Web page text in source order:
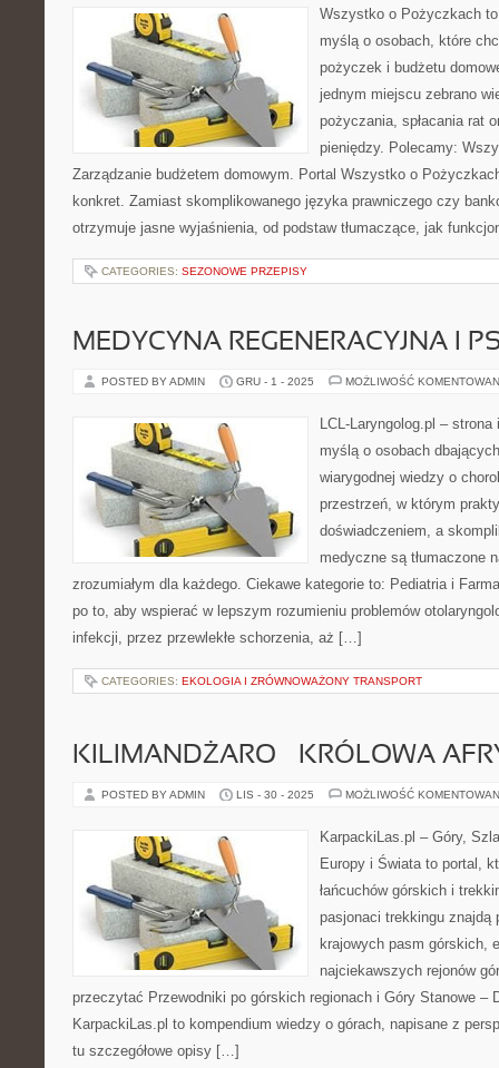
Wszystko o Pożyczkach
myślą o osobach, które
pożyczek i budżetu
jednym miejscu zebrano
pożyczania, spłacania rat
pieniędzy. Polecamy:
Zarządzanie budżetem domowym. Portal Wszystko o
konkret. Zamiast skomplikowanego języka prawniczego czy
otrzymuje jasne wyjaśnienia, od podstaw tłumaczące, jak
CATEGORIES: SEZONOWE PRZEPISY
MEDYCYNA REGENERACYJNA I
POSTED BY ADMIN GRU - 1 - 2025 MOŻLIWOŚĆ
LCL-Laryngolog.pl –
myślą o osobach
wiarygodnej wiedzy o
przestrzeń, w którym
doświadczeniem, a
medyczne są tłumaczone
zrozumiałym dla każdego. Ciekawe kategorie to: Pediatria i
po to, aby wspierać w lepszym rozumieniu problemów
infekcji, przez przewlekłe schorzenia, aż […]
CATEGORIES: EKOLOGIA I ZRÓWNOWAŻONY TRANSPORT
KILIMANDŻARO – KRÓLOWA
POSTED BY ADMIN LIS - 30 - 2025 MOŻLIWOŚĆ
KarpackiLas.pl – Góry,
Europy i Świata to portal,
łańcuchów górskich i
pasjonaci trekkingu znajdą
krajowych pasm górskich,
najciekawszych rejonów
przeczytać Przewodniki po górskich regionach i Góry Stanowe –
KarpackiLas.pl to kompendium wiedzy o górach, napisane z
tu szczegółowe opisy […]